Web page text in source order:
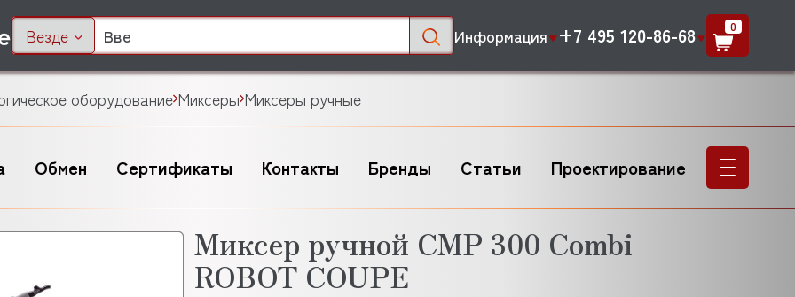
Везде Информация +7 495 120-86-68 0
оборудование Миксеры Миксеры ручные
Обмен Сертификаты Контакты Бренды Статьи Проектирование
Миксер ручной CMP 300 Combi
ROBOT COUPE